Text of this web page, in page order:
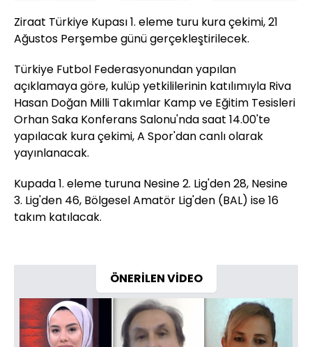
Ziraat Türkiye Kupası 1. eleme turu kura çekimi, 21
Ağustos Perşembe günü gerçekleştirilecek.
Türkiye Futbol Federasyonundan yapılan
açıklamaya göre, kulüp yetkililerinin katılımıyla Riva
Hasan Doğan Milli Takımlar Kamp ve Eğitim Tesisleri
Orhan Saka Konferans Salonu'nda saat 14.00'te
yapılacak kura çekimi, A Spor'dan canlı olarak
yayınlanacak.
Kupada 1. eleme turuna Nesine 2. Lig'den 28, Nesine
3. Lig'den 46, Bölgesel Amatör Lig'den (BAL) ise 16
takım katılacak.
ÖNERİLEN VİDEO